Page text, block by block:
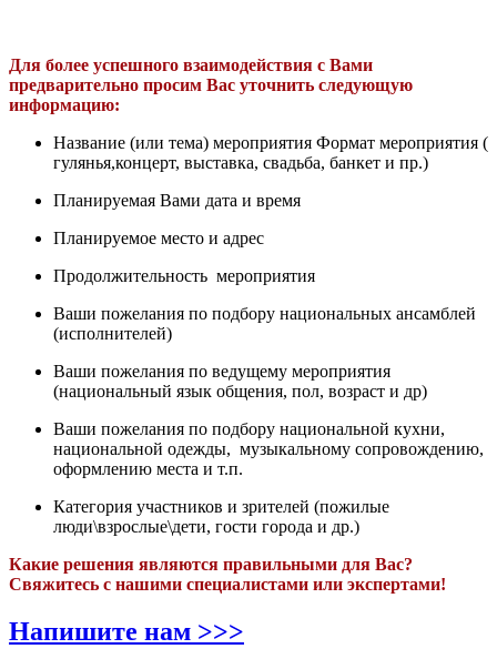
Для более успешного взаимодействия с Вами
предварительно просим Вас уточнить следующую
информацию:
Название (или тема) мероприятия Формат мероприятия (
гулянья,концерт, выставка, свадьба, банкет и пр.)
Планируемая Вами дата и время
Планируемое место и адрес
Продолжительность мероприятия
Ваши пожелания по подбору национальных ансамблей
(исполнителей)
Ваши пожелания по ведущему мероприятия
(национальный язык общения, пол, возраст и др)
Ваши пожелания по подбору национальной кухни,
национальной одежды, музыкальному сопровождению,
оформлению места и т.п.
Категория участников и зрителей (пожилые
люди\взрослые\дети, гости города и др.)
Какие решения являются правильными для Вас?
Свяжитесь с нашими специалистами или экспертами!
Напишите нам >>>